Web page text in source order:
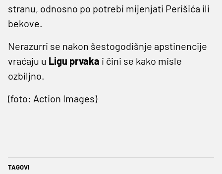
stranu, odnosno po potrebi mijenjati Perišića ili
bekove.
Nerazurri se nakon šestogodišnje apstinencije
vraćaju u Ligu prvaka i čini se kako misle
ozbiljno.
(foto: Action Images)
TAGOVI